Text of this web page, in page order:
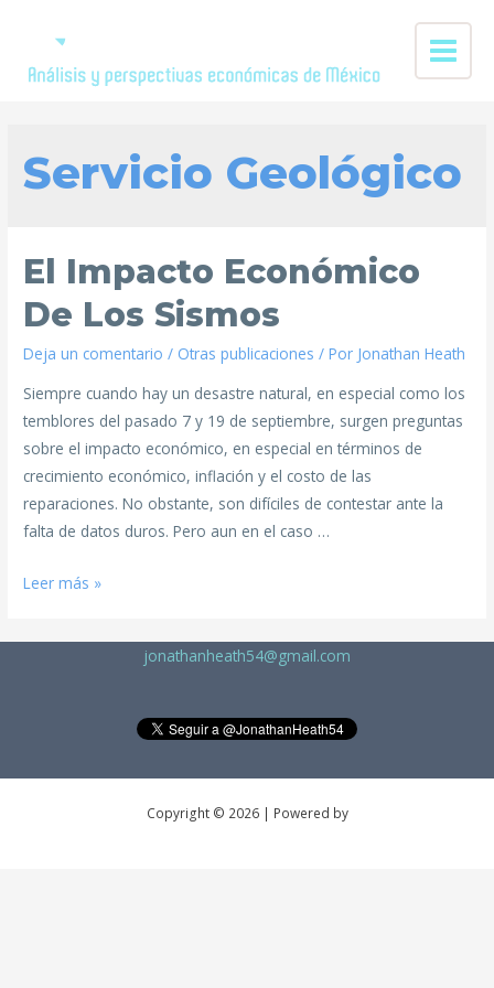
Servicio Geológico
El Impacto Económico
De Los Sismos
Deja un comentario / Otras publicaciones / Por Jonathan Heath
Siempre cuando hay un desastre natural, en especial como los
temblores del pasado 7 y 19 de septiembre, surgen preguntas
sobre el impacto económico, en especial en términos de
crecimiento económico, inflación y el costo de las
reparaciones. No obstante, son difíciles de contestar ante la
falta de datos duros. Pero aun en el caso …
Leer más »
jonathanheath54@gmail.com
Copyright © 2026 | Powered by